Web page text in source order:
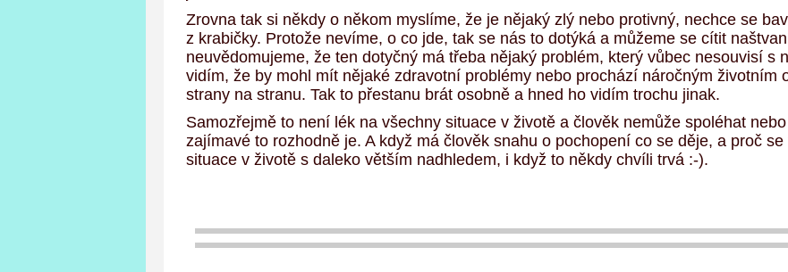
Zrovna tak si někdy o někom myslíme, že je nějaký zlý nebo protivný, nechce se
z krabičky. Protože nevíme, o co jde, tak se nás to dotýká a můžeme se cítit
neuvědomujeme, že ten dotyčný má třeba nějaký problém, který vůbec nesouvisí s
vidím, že by mohl mít nějaké zdravotní problémy nebo prochází náročným životním
strany na stranu. Tak to přestanu brát osobně a hned ho vidím trochu jinak.
Samozřejmě to není lék na všechny situace v životě a člověk nemůže spoléhat
zajímavé to rozhodně je. A když má člověk snahu o pochopení co se děje, a proč
situace v životě s daleko větším nadhledem, i když to někdy chvíli trvá :-).